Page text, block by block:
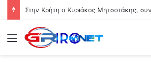
Μενού